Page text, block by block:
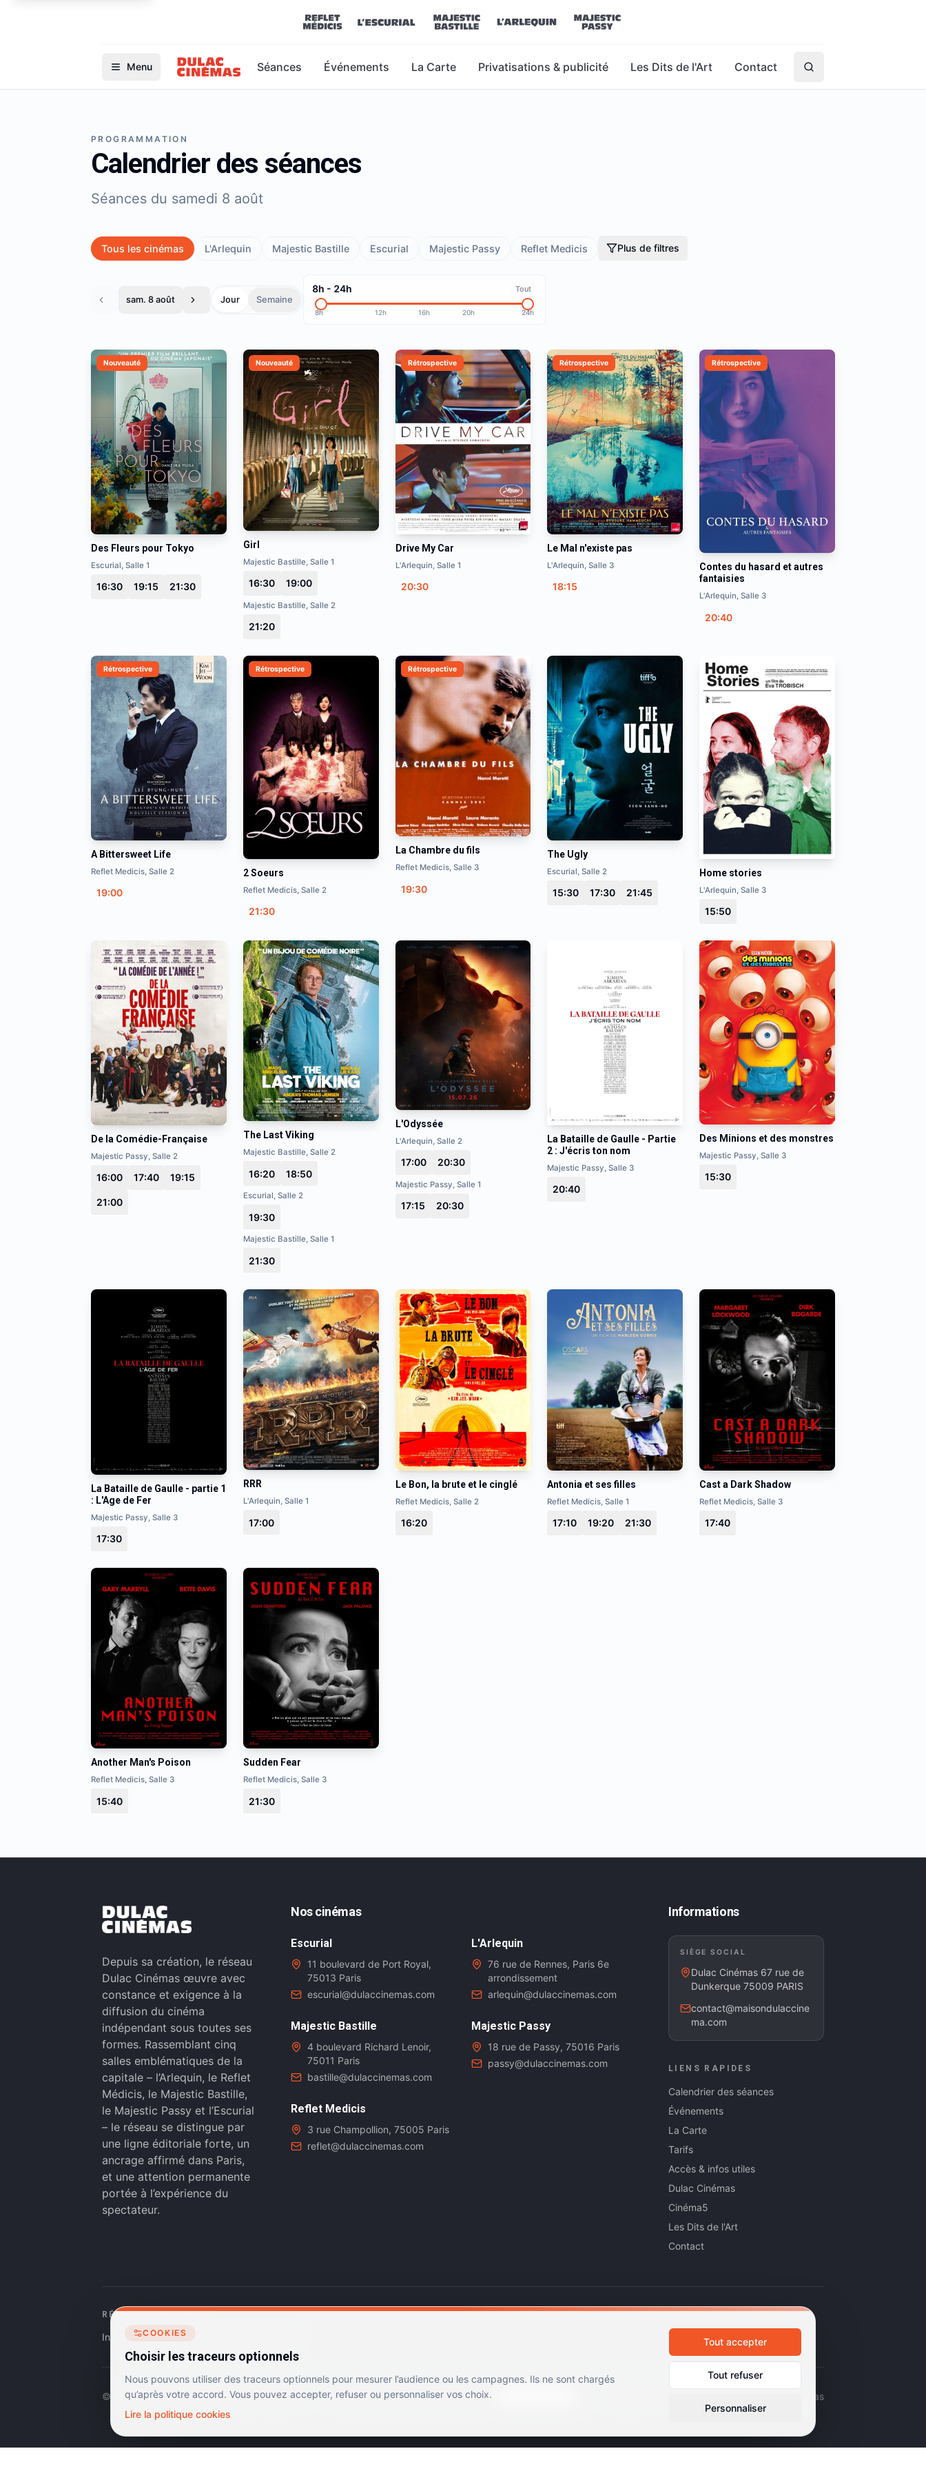
Menu Séances Événements La Carte Privatisations & publicité Les Dits de l'Art Contact
PROGRAMMATION
Calendrier des séances
Séances du samedi 8 août
sam. 8 août Jour Semaine
8h - 24h Tout
8h 12h 16h 20h 24h
Tous les cinémas L'Arlequin Majestic Bastille Escurial Majestic Passy Reflet Medicis Plus de filtres
Nouveauté
Des Fleurs pour Tokyo
Escurial, Salle 1
16:30 19:15 21:30
Nouveauté
Girl
Majestic Bastille, Salle 1
16:30 19:00
Majestic Bastille, Salle 2
21:20
Rétrospective
Drive My Car
L'Arlequin, Salle 1
20:30
Rétrospective
Le Mal n'existe pas
L'Arlequin, Salle 3
18:15
Rétrospective
Contes du hasard et autres
fantaisies
L'Arlequin, Salle 3
20:40
Rétrospective
A Bittersweet Life
Reflet Medicis, Salle 2
19:00
Rétrospective
2 Soeurs
Reflet Medicis, Salle 2
21:30
Rétrospective
La Chambre du fils
Reflet Medicis, Salle 3
19:30
The Ugly
Escurial, Salle 2
15:30 17:30 21:45
Home stories
L'Arlequin, Salle 3
15:50
De la Comédie-Française
Majestic Passy, Salle 2
16:00 17:40 19:15
21:00
The Last Viking
Majestic Bastille, Salle 2
16:20 18:50
Escurial, Salle 2
19:30
Majestic Bastille, Salle 1
21:30
L'Odyssée
L'Arlequin, Salle 2
17:00 20:30
Majestic Passy, Salle 1
17:15 20:30
La Bataille de Gaulle - Partie
2 : J'écris ton nom
Majestic Passy, Salle 3
20:40
Des Minions et des monstres
Majestic Passy, Salle 3
15:30
La Bataille de Gaulle - partie 1
: L'Age de Fer
Majestic Passy, Salle 3
17:30
RRR
L'Arlequin, Salle 1
17:00
Le Bon, la brute et le cinglé
Reflet Medicis, Salle 2
16:20
Antonia et ses filles
Reflet Medicis, Salle 1
17:10 19:20 21:30
Cast a Dark Shadow
Reflet Medicis, Salle 3
17:40
Another Man's Poison
Reflet Medicis, Salle 3
15:40
Sudden Fear
Reflet Medicis, Salle 3
21:30
Depuis sa création, le réseau
Dulac Cinémas œuvre avec
constance et exigence à la
diffusion du cinéma
indépendant sous toutes ses
formes. Rassemblant cinq
salles emblématiques de la
capitale – l’Arlequin, le Reflet
Médicis, le Majestic Bastille,
le Majestic Passy et l’Escurial
– le réseau se distingue par
une ligne éditoriale forte, un
ancrage affirmé dans Paris,
et une attention permanente
portée à l’expérience du
spectateur.
Nos cinémas
Escurial
11 boulevard de Port Royal,
75013 Paris
escurial@dulaccinemas.com
L'Arlequin
76 rue de Rennes, Paris 6e
arrondissement
arlequin@dulaccinemas.com
Majestic Bastille
4 boulevard Richard Lenoir,
75011 Paris
bastille@dulaccinemas.com
Majestic Passy
18 rue de Passy, 75016 Paris
passy@dulaccinemas.com
Reflet Medicis
3 rue Champollion, 75005 Paris
reflet@dulaccinemas.com
Informations
SIÈGE SOCIAL
Dulac Cinémas 67 rue de
Dunkerque 75009 PARIS
contact@maisondulaccine
ma.com
LIENS RAPIDES
Calendrier des séances
Événements
La Carte
Tarifs
Accès & infos utiles
Dulac Cinémas
Cinéma5
Les Dits de l'Art
Contact
RÉSEAUX SOCIAUX
Instagram Facebook
© 2026Dulac Cinémas. Tous droits réservés. Mentions légalesConfidentialité Cookies Cinémas d'art et d'essai · Labels Europa Cinemas
COOKIES
Choisir les traceurs optionnels
Nous pouvons utiliser des traceurs optionnels pour mesurer l’audience ou les campagnes. Ils ne sont chargés
qu’après votre accord. Vous pouvez accepter, refuser ou personnaliser vos choix.
Lire la politique cookies
Tout accepter
Tout refuser
Personnaliser